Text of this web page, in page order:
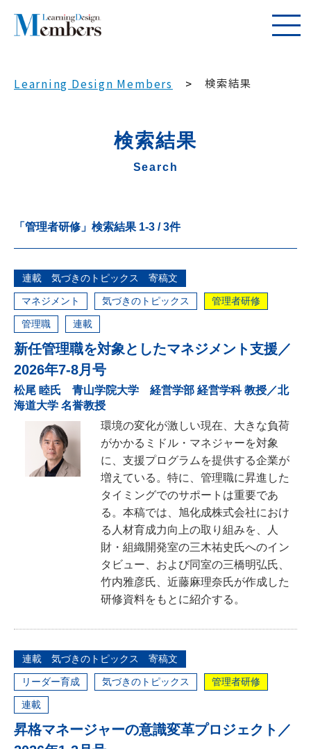
Learning Design Members 検索結果
検索結果
Search
「管理者研修」 検索結果 1-3 /3件
連載 気づきのトピックス 寄稿文
マネジメント 気づきのトピックス 管理者研修
管理職 連載
新任管理職を対象としたマネジメント支援／
2026年7-8月号
松尾 睦氏 青山学院大学 経営学部 経営学科 教授／北
海道大学 名誉教授
環境の変化が激しい現在、大きな負荷
がかかるミドル・マネジャーを対象
に、支援プログラムを提供する企業が
増えている。特に、管理職に昇進した
タイミングでのサポートは重要であ
る。本稿では、旭化成株式会社におけ
る人材育成力向上の取り組みを、人
財・組織開発室の三木祐史氏へのイン
タビュー、および同室の三橋明弘氏、
竹内雅彦氏、近藤麻理奈氏が作成した
研修資料をもとに紹介する。
連載 気づきのトピックス 寄稿文
リーダー育成 気づきのトピックス 管理者研修
連載
昇格マネージャーの意識変革プロジェクト／